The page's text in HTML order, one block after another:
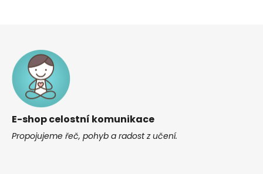
E-shop celostní komunikace
Propojujeme řeč, pohyb a radost z učení.